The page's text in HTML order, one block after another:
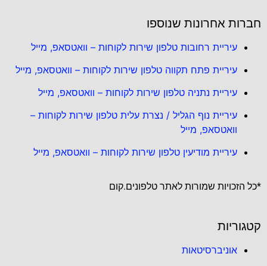
חברות אחרונות שנוספו
עיריית רחובות טלפון שירות לקוחות – וואטסאפ, מייל
עיריית פתח תקווה טלפון שירות לקוחות – וואטסאפ, מייל
עיריית נתניה טלפון שירות לקוחות – וואטסאפ, מייל
עיריית נוף הגליל / נצרת עלית טלפון שירות לקוחות –
וואטסאפ, מייל
עיריית מודיעין טלפון שירות לקוחות – וואטסאפ, מייל
*כל הזכויות שמורות לאתר טלפונים.קום
קטגוריות
אוניברסיטאות